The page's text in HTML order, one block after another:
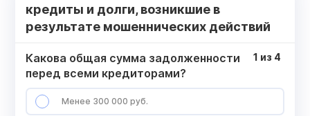
кредиты и долги, возникшие в
результате мошеннических действий
Какова общая сумма задолженности
перед всеми кредиторами?
Менее 300 000 руб.
1 из 4